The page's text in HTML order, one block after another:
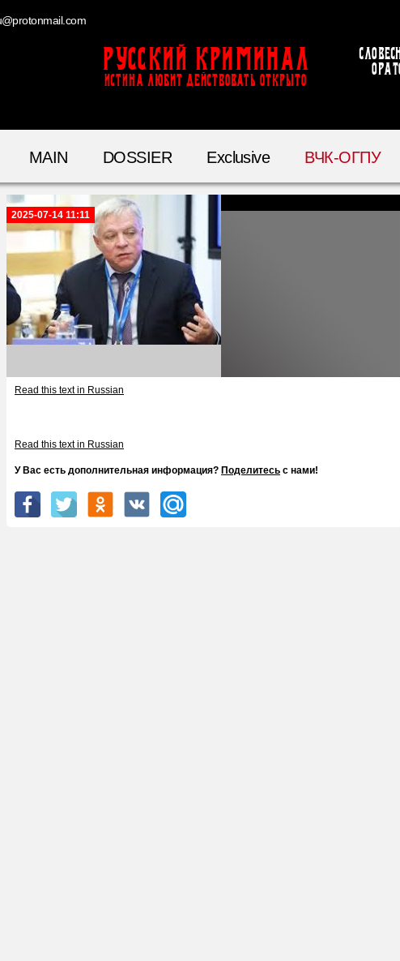
Русский Криминал
ИСТИНА ЛЮБИТ ДЕЙСТВОВАТЬ ОТКРЫТО
MAIN DOSSIER Exclusive ВЧК-ОГПУ
2025-07-14 11:11
Read this text in Russian
Read this text in Russian
У Вас есть дополнительная информация? Поделитесь с нами!